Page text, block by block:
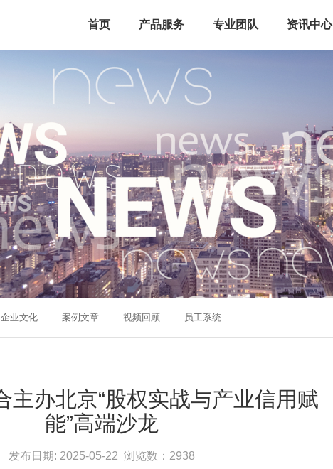
首页 产品服务 专业团队 资讯中心
企业文化 案例文章 视频回顾 员工系统
主办北京“股权实战与产业信用赋
能”高端沙龙
发布日期: 2025-05-22 浏览数：2938